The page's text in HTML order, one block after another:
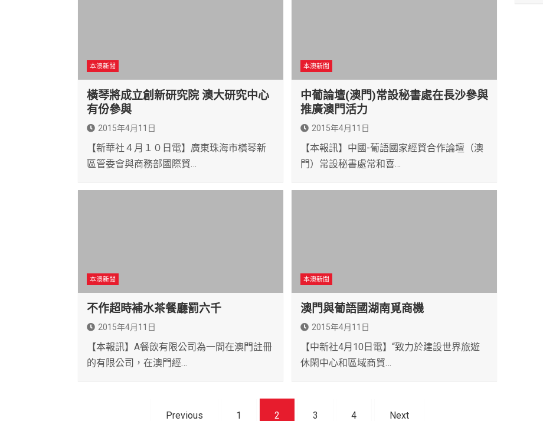
本澳新聞
橫琴將成立創新研究院 澳大研究中心
有份參與
2015年4月11日
【新華社４月１０日電】廣東珠海市橫琴新
區管委會與商務部國際貿…
本澳新聞
中葡論壇(澳門)常設秘書處在長沙參與
推廣澳門活力
2015年4月11日
【本報訊】中國-葡語國家經貿合作論壇（澳
門）常設秘書處常和喜…
本澳新聞
不作超時補水茶餐廳罰六千
2015年4月11日
【本報訊】A餐飲有限公司為一間在澳門註冊
的有限公司，在澳門經…
本澳新聞
澳門與葡語國湖南覓商機
2015年4月11日
【中新社4月10日電】“致力於建設世界旅遊
休閑中心和區域商貿…
Previous 1 2 3 4 Next